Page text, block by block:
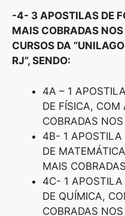
-4- 3 APOSTILAS DE
MAIS COBRADAS
CURSOS DA
RJ”, SENDO:
4A – 1
DE FÍSICA,
COBRADAS
4B- 1 APOSTILA
DE
MAIS
4C- 1 APOSTILA
DE QUÍMICA,
COBRADAS